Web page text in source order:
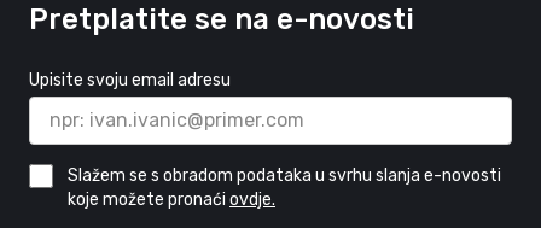
Pretplatite se na e-novosti
Upisite svoju email adresu
Slažem se s obradom podataka u svrhu slanja e-novosti
koje možete pronaći ovdje.